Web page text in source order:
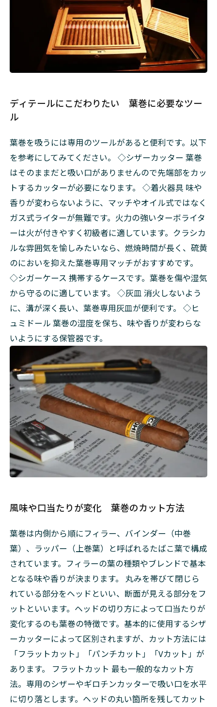
ディテールにこだわりたい 葉巻に必要なツー
ル
葉巻を吸うには専用のツールがあると便利です。以下
を参考にしてみてください。 ◇シザーカッター 葉巻
はそのままだと吸い口がありませんので先端部をカッ
トするカッターが必要になります。 ◇着火器具 味や
香りが変わらないように、マッチやオイル式ではなく
ガス式ライターが無難です。火力の強いターボライタ
ーは火が付きやすく初級者に適しています。クラシカ
ルな雰囲気を愉しみたいなら、燃焼時間が長く、硫黄
のにおいを抑えた葉巻専用マッチがおすすめです。
◇シガーケース 携帯するケースです。葉巻を傷や湿気
から守るのに適しています。 ◇灰皿 消火しないよう
に、溝が深く長い、葉巻専用灰皿が便利です。 ◇ヒ
ュミドール 葉巻の湿度を保ち、味や香りが変わらな
いようにする保管器です。
風味や口当たりが変化 葉巻のカット方法
葉巻は内側から順にフィラー、バインダー（中巻
葉）、ラッパー（上巻葉）と呼ばれるたばこ葉で構成
されています。フィラーの葉の種類やブレンドで基本
となる味や香りが決まります。 丸みを帯びて閉じら
れている部分をヘッドといい、断面が見える部分をフ
ットといいます。ヘッドの切り方によって口当たりが
変化するのも葉巻の特徴です。基本的に使用するシザ
ーカッターによって区別されますが、カット方法には
「フラットカット」「パンチカット」「Vカット」が
あります。 フラットカット 最も一般的なカット方
法。専用のシザーやギロチンカッターで吸い口を水平
に切り落とします。ヘッドの丸い箇所を残してカット